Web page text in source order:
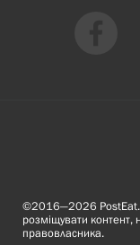
©2016—2026 PostEat.
розміщувати контент,
правовласника.